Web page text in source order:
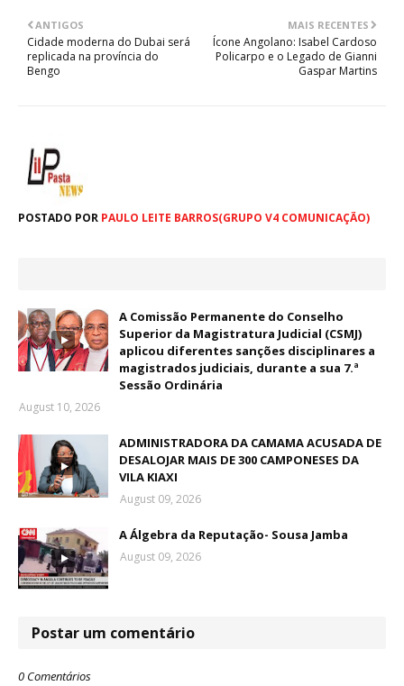
MAIS RECENTES
Ícone Angolano: Isabel Cardoso
Policarpo e o Legado de Gianni
Gaspar Martins
ANTIGOS
Cidade moderna do Dubai será
replicada na província do
Bengo
POSTADO POR PAULO LEITE BARROS(GRUPO V4 COMUNICAÇÃO)
A Comissão Permanente do Conselho
Superior da Magistratura Judicial (CSMJ)
aplicou diferentes sanções disciplinares a
magistrados judiciais, durante a sua 7.ª
Sessão Ordinária
August 10, 2026
ADMINISTRADORA DA CAMAMA ACUSADA DE
DESALOJAR MAIS DE 300 CAMPONESES DA
VILA KIAXI
August 09, 2026
A Álgebra da Reputação- Sousa Jamba
August 09, 2026
Postar um comentário
0 Comentários